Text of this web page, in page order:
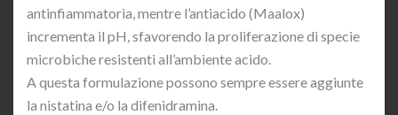
antinfiammatoria, mentre l’antiacido (Maalox)
incrementa il pH, sfavorendo la proliferazione di specie
microbiche resistenti all’ambiente acido.
A questa formulazione possono sempre essere aggiunte
la nistatina e/o la difenidramina.